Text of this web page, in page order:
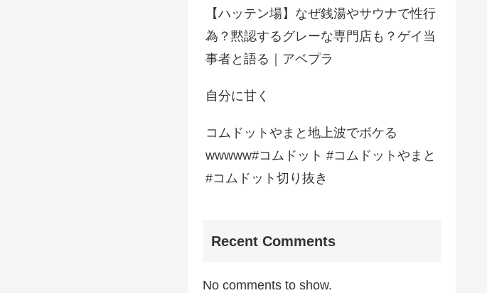
【ハッテン場】なぜ銭湯やサウナで性行
為？黙認するグレーな専門店も？ゲイ当
事者と語る｜アベプラ
自分に甘く
コムドットやまと地上波でボケる
wwwww#コムドット #コムドットやまと
#コムドット切り抜き
Recent Comments
No comments to show.